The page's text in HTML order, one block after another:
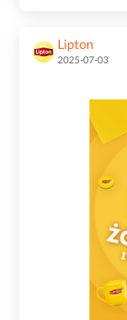
Lipton
2025-07-03